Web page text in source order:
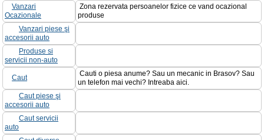
Vanzari
Ocazionale
Zona rezervata persoanelor fizice ce vand ocazional
produse
Vanzari piese şi
accesorii auto
Produse si
servicii non-auto
Caut
Cauti o piesa anume? Sau un mecanic in Brasov? Sau
un telefon mai vechi? Intreaba aici.
Caut piese şi
accesorii auto
Caut servicii
auto